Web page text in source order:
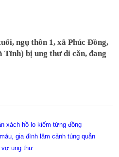
ngụ thôn 1, xã Phúc Đồng,
Tĩnh) bị ung thư di căn, đang
xách hồ lo kiếm từng đồng
gia đình lâm cảnh túng quẫn
vợ ung thư